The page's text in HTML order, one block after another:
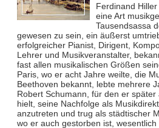
Ferdinand
eine Art
Tausendsassa
gewesen zu sein, ein äußerst
erfolgreicher Pianist, Dirigent,
Lehrer und Musikveranstalter,
fast allen musikalischen Größen
Paris, wo er acht Jahre weilte, die
Beethoven bekannt, lebte mehrere
Robert Schumann, für den er
hielt, seine Nachfolge als
anzutreten und trug als städtischer
wo er auch gestorben ist,